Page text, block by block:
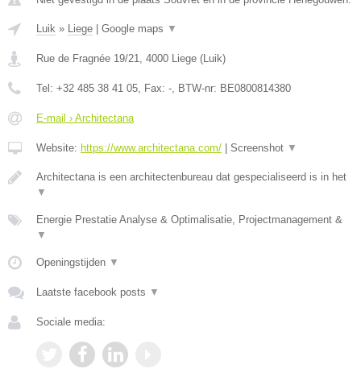
Luik » Liege | Google maps ▼
Rue de Fragnée 19/21 4000 Liege (Luik)
Tel: +32 485 38 41 05 , Fax: - , BTW-nr: BE0800814380
E-mail › Architectana
Website: https://www.architectana.com/ | Screenshot ▼
Architectana is een architectenbureau dat gespecialiseerd is in het
▼
Energie Prestatie Analyse & Optimalisatie, Projectmanagement &
▼
Openingstijden ▼
Laatste facebook posts ▼
Sociale media: